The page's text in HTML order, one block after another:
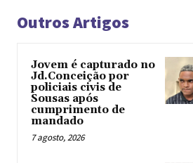
Outros Artigos
Jovem é capturado no
Jd.Conceição por
policiais civis de
Sousas após
cumprimento de
mandado
7 agosto, 2026